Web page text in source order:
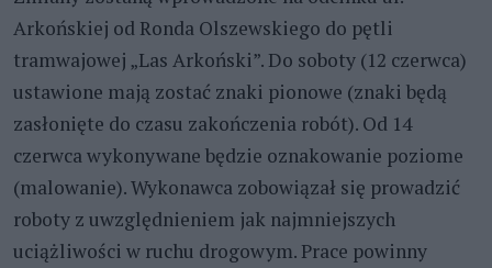
Arkońskiej od Ronda Olszewskiego do pętli
tramwajowej „Las Arkoński”. Do soboty (12 czerwca)
ustawione mają zostać znaki pionowe (znaki będą
zasłonięte do czasu zakończenia robót). Od 14
czerwca wykonywane będzie oznakowanie poziome
(malowanie). Wykonawca zobowiązał się prowadzić
roboty z uwzględnieniem jak najmniejszych
uciążliwości w ruchu drogowym. Prace powinny